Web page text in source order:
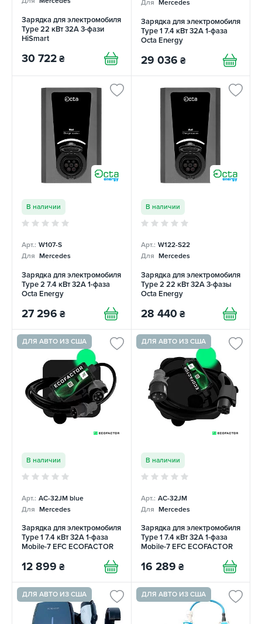
Зарядка для электромобиля
Type 22 кВт 32A 3-фази
HiSmart
30 722 ₴
Для Mercedes
Зарядка для электромобиля
Type 1 7.4 кВт 32А 1-фаза
Octa Energy
29 036 ₴
В наличии
Арт.: W107-S
Для Mercedes
Зарядка для электромобиля
Type 2 7.4 кВт 32А 1-фаза
Octa Energy
27 296 ₴
В наличии
Арт.: W122-S22
Для Mercedes
Зарядка для электромобиля
Type 2 22 кВт 32А 3-фазы
Octa Energy
28 440 ₴
ДЛЯ АВТО ИЗ США
В наличии
Арт.: AC-32JM blue
Для Mercedes
Зарядка для электромобиля
Type 1 7.4 кВт 32А 1-фаза
Mobile-7 EFС ECOFACTOR
12 899 ₴
ДЛЯ АВТО ИЗ США
В наличии
Арт.: AC-32JM
Для Mercedes
Зарядка для электромобиля
Type 1 7.4 кВт 32А 1-фаза
Mobile-7 EFС ECOFACTOR
16 289 ₴
ДЛЯ АВТО ИЗ США ДЛЯ АВТО ИЗ США